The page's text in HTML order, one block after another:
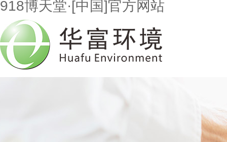
918博天堂·[中国]官方网站